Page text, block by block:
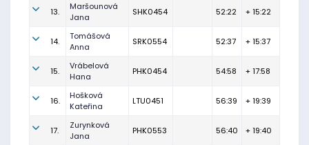
13.
Maršounová
Jana
SHK0454 52:22 + 15:22
14.
Tomášová
Anna
SRK0554 52:37 + 15:37
15.
Vrábelová
Hana
PHK0454 54:58 + 17:58
16.
Hošková
Kateřina
LTU0451 56:39 + 19:39
17.
Zurynková
Jana
PHK0553 56:40 + 19:40